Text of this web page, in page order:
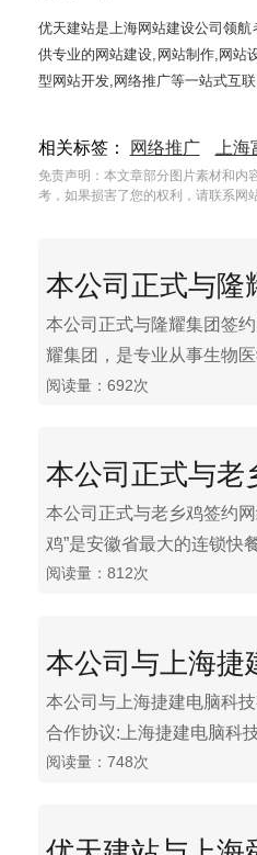
优天建站是上海网站建设公司领
供专业的网站建设,网站制作,网站
型网站开发,网络推广等一站式互联
相关标签： 网络推广 上
免责声明：本文章部分图片素材和内
考，如果损害了您的权利，请联系网
本公司正式与隆耀集团签
耀集团，是专业从事生物
化、推广的集团公司，与
生医学、抗衰老医学、生
的开发与推广，拥有多项
术，免疫细胞技术，基因
等，其研发团队与运营团
阅读量：692次
本公司正式与老乡鸡签约
鸡”是安徽省最大的连锁快
设计融合了时尚的元素，
梦”的美好愿景，继续秉承“
人品”的理念，走自己独特
鸡”走出安徽，飞向全国。
阅读量：812次
本公司与上海捷建电脑科
合作协议:上海捷建电脑科
年，主要从事联通公司的
阅读量：748次